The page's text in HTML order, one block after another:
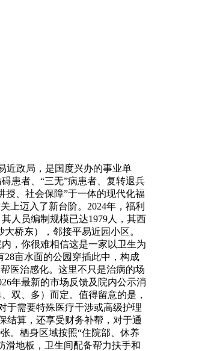
近政局，是国度兴办的事业单
患者、“三无”病患者、复转退兵
授、社会保障”于一体的现代化福
上迈入了新台阶。2024年，福利
人员编制规模已达1979人，其西
桥东），邻接平易近园小区。
，你很难相信这是一家以卫生为
28亩水面的公园穿插此中，构成
医治感化。这里不只是治病的场
年最新的市场反馈及院内公示消
双、多）而定。值得留意的是，
于需要特殊医疗干涉或高级护理
结算，还享受财务补帮，对于通
。栖身区域按照“住院部、休养
滑地板，卫生间配备帮力扶手和